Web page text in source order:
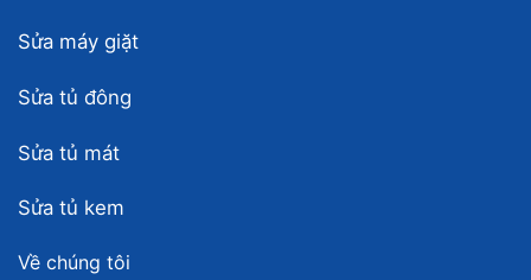
Sửa máy giặt
Sửa tủ đông
Sửa tủ mát
Sửa tủ kem
Về chúng tôi